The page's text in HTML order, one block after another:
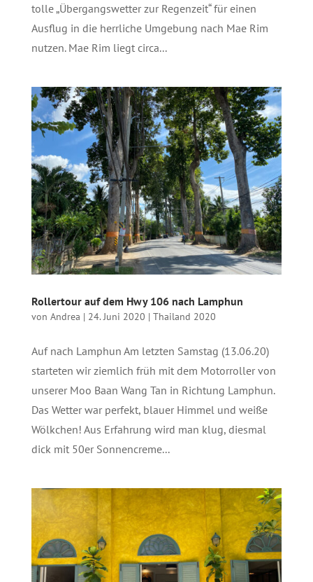
tolle „Übergangswetter zur Regenzeit“ für einen
Ausflug in die herrliche Umgebung nach Mae Rim
nutzen. Mae Rim liegt circa...
Rollertour auf dem Hwy 106 nach Lamphun
von Andrea | 24. Juni 2020 | Thailand 2020
Auf nach Lamphun Am letzten Samstag (13.06.20)
starteten wir ziemlich früh mit dem Motorroller von
unserer Moo Baan Wang Tan in Richtung Lamphun.
Das Wetter war perfekt, blauer Himmel und weiße
Wölkchen! Aus Erfahrung wird man klug, diesmal
dick mit 50er Sonnencreme...